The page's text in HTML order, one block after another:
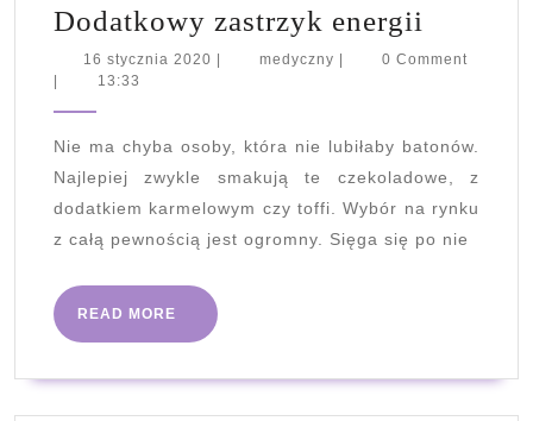
Dodatkowy zastrzyk energii
zastrzyk
16 stycznia 2020 16
medyczny medyczny0 Comment
13:33
Nie ma chyba osoby, która nie lubiłaby batonów.
Najlepiej zwykle smakują te czekoladowe, z
dodatkiem karmelowym czy toffi. Wybór na rynku
z całą pewnością jest ogromny. Sięga się po nie
READ MORE
READ
MORE